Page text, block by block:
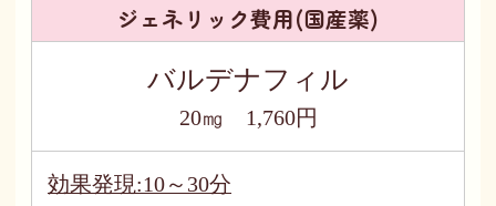
ジェネリック費用(国産薬)
バルデナフィル
20㎎ 1,760円
効果発現:10～30分